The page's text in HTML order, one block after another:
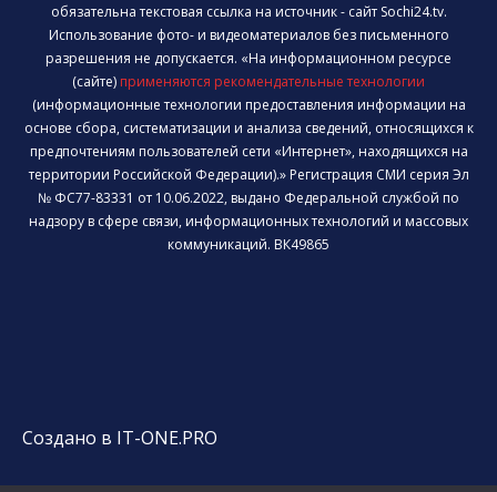
обязательна текстовая ссылка на источник - сайт Sochi24.tv.
Использование фото- и видеоматериалов без письменного
разрешения не допускается. «На информационном ресурсе
(сайте) применяются рекомендательные технологии
(информационные технологии предоставления информации на
основе сбора, систематизации и анализа сведений, относящихся к
предпочтениям пользователей сети «Интернет», находящихся на
территории Российской Федерации).» Регистрация СМИ серия Эл
№ ФС77-83331 от 10.06.2022, выдано Федеральной службой по
надзору в сфере связи, информационных технологий и массовых
коммуникаций. ВК49865
Создано в IT-ONE.PRO